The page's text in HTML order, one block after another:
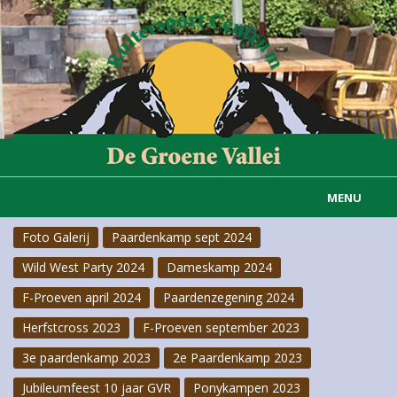
MENU
Home
Informatie
Actueel
Rijvereniging
Foto Galerij
Paardenkamp sept 2024
Wild West Party 2024
Dameskamp 2024
F-Proeven april 2024
Paardenzegening 2024
Herfstcross 2023
F-Proeven september 2023
3e paardenkamp 2023
2e Paardenkamp 2023
Jubileumfeest 10 jaar GVR
Ponykampen 2023